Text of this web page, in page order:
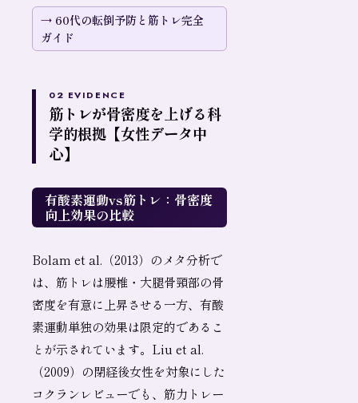
60代の転倒予防と筋トレ完全
ガイド
02 EVIDENCE
筋トレが骨密度を上げる科
学的根拠【女性データ中
心】
有酸素運動vs筋トレ：骨密度
向上効果の比較
Bolam et al.（2013）のメタ分析で
は、筋トレは腰椎・大腿骨頸部の骨
密度を有意に上昇させる一方、有酸
素運動単独の効果は限定的であるこ
とが示されています。Liu et al.
（2009）の閉経後女性を対象にした
コクランレビューでも、筋力トレー